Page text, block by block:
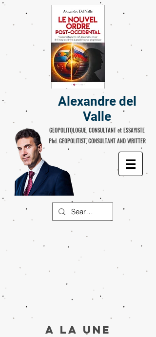
Alexandre del
Valle
GEOPOLITOLOGUE, CONSULTANT et ESSAYISTE
Phd. GEOPOLITIST, CONSULTANT AND WRITTER
A la une